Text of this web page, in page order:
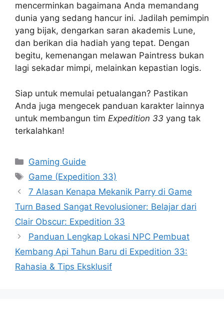
mencerminkan bagaimana Anda memandang
dunia yang sedang hancur ini. Jadilah pemimpin
yang bijak, dengarkan saran akademis Lune,
dan berikan dia hadiah yang tepat. Dengan
begitu, kemenangan melawan Paintress bukan
lagi sekadar mimpi, melainkan kepastian logis.
Siap untuk memulai petualangan? Pastikan
Anda juga mengecek panduan karakter lainnya
untuk membangun tim Expedition 33 yang tak
terkalahkan!
Categories
Gaming Guide
Tags
Game (Expedition 33)
7 Alasan Kenapa Mekanik Parry di Game
Turn Based Sangat Revolusioner: Belajar dari
Clair Obscur: Expedition 33
Panduan Lengkap Lokasi NPC Pembuat
Kembang Api Tahun Baru di Expedition 33:
Rahasia & Tips Eksklusif